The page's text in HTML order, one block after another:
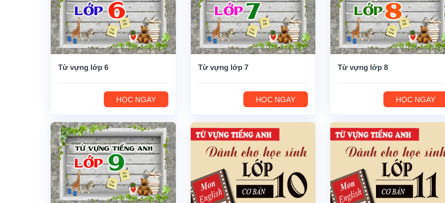
Từ vựng lớp 6
HỌC NGAY
Từ vựng lớp 7
HỌC NGAY
Từ vựng lớp 8
HỌC NGAY